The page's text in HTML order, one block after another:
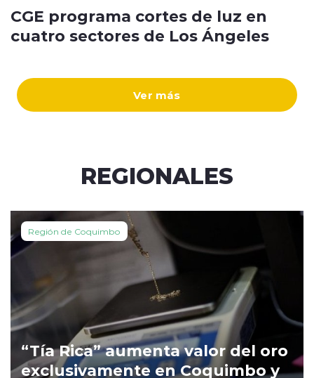
Ver más
CGE programa cortes de luz en
cuatro sectores de Los Ángeles
REGIONALES
Región de Coquimbo
“Tía Rica” aumenta valor del oro
exclusivamente en Coquimbo y